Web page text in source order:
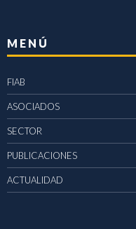
MENÚ
FIAB
ASOCIADOS
SECTOR
PUBLICACIONES
ACTUALIDAD